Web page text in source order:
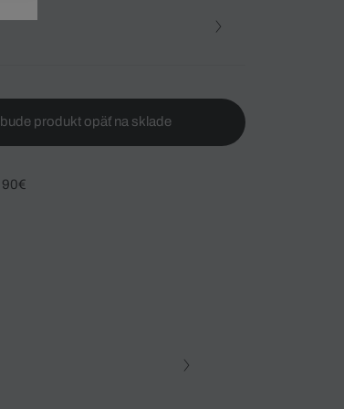
produkt opäť na sklade
90€